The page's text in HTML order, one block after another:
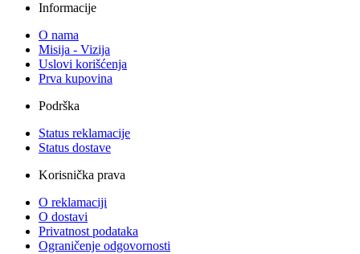
Informacije
O nama
Misija - Vizija
Uslovi korišćenja
Prva kupovina
Podrška
Status reklamacije
Status dostave
Korisnička prava
O reklamaciji
O dostavi
Privatnost podataka
Ograničenje odgovornosti